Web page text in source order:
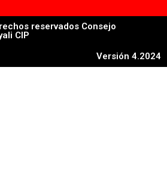
reservados Consejo
CIP
Versión 4.2024